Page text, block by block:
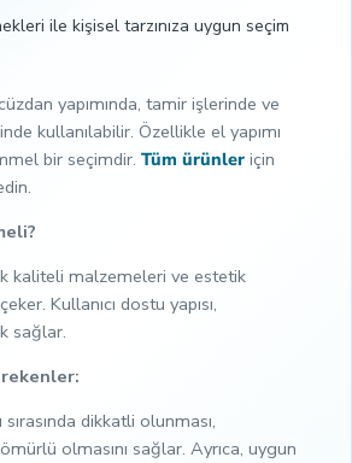
ile kişisel tarzınıza uygun seçim
yapımında, tamir işlerinde ve
kullanılabilir. Özellikle el yapımı
bir seçimdir. Tüm ürünler için
kaliteli malzemeleri ve estetik
Kullanıcı dostu yapısı,
sağlar.
dikkatli olunması,
olmasını sağlar. Ayrıca, uygun